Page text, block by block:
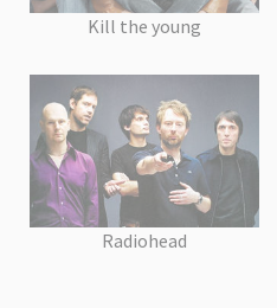
Kill the young
Radiohead